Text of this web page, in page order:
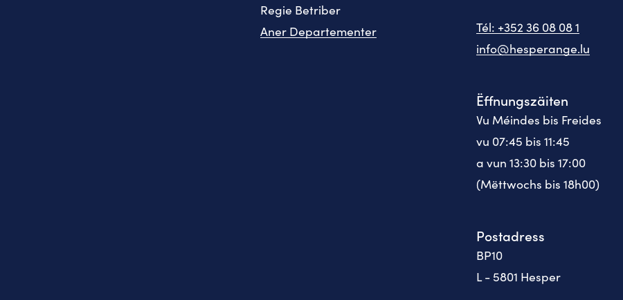
Regie Betriber
Aner Departementer
Tél: +352 36 08 08 1
info@hesperange.lu
Ëffnungszäiten
Vu Méindes bis Freides
vu 07:45 bis 11:45
a vun 13:30 bis 17:00
(Mëttwochs bis 18h00)
Postadress
BP10
L - 5801 Hesper